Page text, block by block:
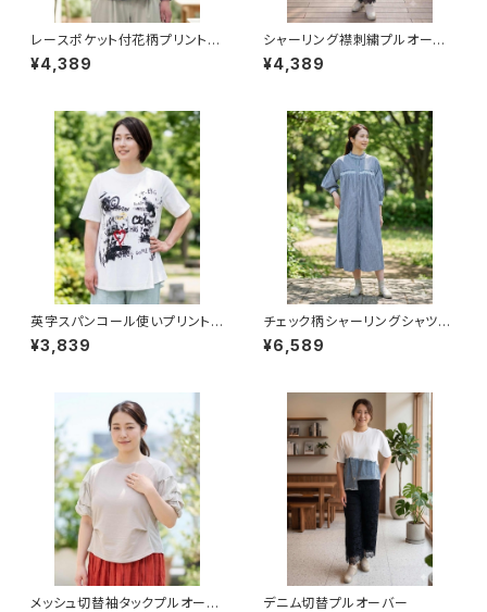
レースポケット付花柄プリントブ
ラウス
¥4,389
シャーリング襟刺繍プルオーバ
ー
¥4,389
英字スパンコール使いプリントチ
ュニック
¥3,839
チェック柄シャーリングシャツワ
ンピース
¥6,589
メッシュ切替袖タックプルオーバ
デニム切替プルオーバー